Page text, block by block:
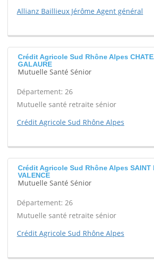
Allianz Baillieux Jérôme Agent général
Crédit Agricole Sud Rhône Alpes
GALAURE
Mutuelle Santé Sénior
Département: 26
Mutuelle santé retraite sénior
Crédit Agricole Sud Rhône Alpes
Crédit Agricole Sud Rhône Alpes SAINT
VALENCE
Mutuelle Santé Sénior
Département: 26
Mutuelle santé retraite sénior
Crédit Agricole Sud Rhône Alpes